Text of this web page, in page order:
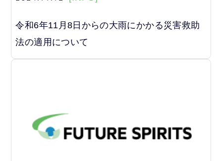
令和6年11月8日からの大雨にかかる災害救助
法の適用について